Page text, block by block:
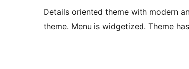
Details oriented theme with modern
theme. Menu is widgetized. Theme